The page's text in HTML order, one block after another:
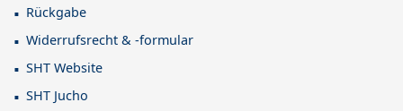
Rückgabe
Widerrufsrecht & -formular
SHT Website
SHT Jucho